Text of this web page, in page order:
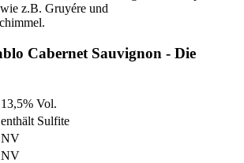
z.B. Gruyére und
Cabernet Sauvignon - Die
13,5% Vol.
enthält Sulfite
NV
NV